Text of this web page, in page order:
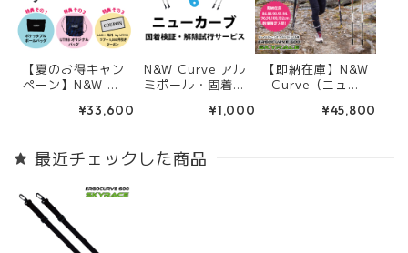
【夏のお得キャン
ペーン】N&W Cu
00 SkyRace＋Ni
3点付き 〈XLE41
¥33,600
N&W Curve アル
ミポール・固着検
¥1,000
【即納在庫】N&W
Curve（ニュー
ve 600 SkyRace
¥45,800
最近チェックした商品